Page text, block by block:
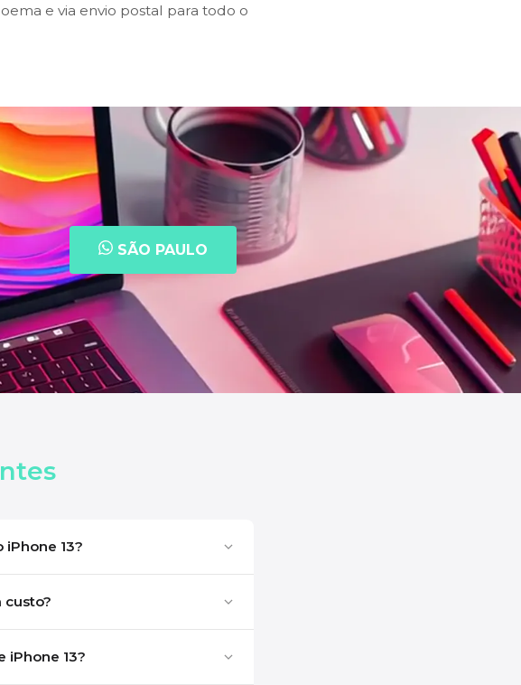
e via envio postal para todo o
SÃO PAULO
13?
iPhone 13?